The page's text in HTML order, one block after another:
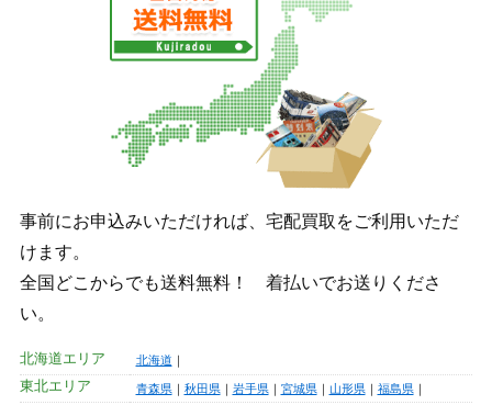
事前にお申込みいただければ、宅配買取をご利用いただ
けます。
全国どこからでも送料無料！ 着払いでお送りくださ
い。
北海道エリア 北海道
東北エリア 青森県 秋田県 岩手県 宮城県 山形県 福島県